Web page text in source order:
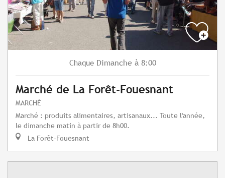
Chaque Dimanche à 8:00
Marché de La Forêt-Fouesnant
MARCHÉ
Marché : produits alimentaires, artisanaux... Toute l'année,
le dimanche matin à partir de 8h00.
La Forêt-Fouesnant